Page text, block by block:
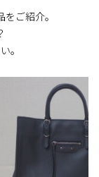
ご紹介。
。